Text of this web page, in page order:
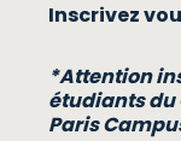
Inscrivez
*Attention
étudiants du
Paris